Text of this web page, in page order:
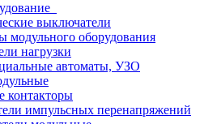
выключатели
модульного оборудования
нагрузки
автоматы, УЗО
контакторы
импульсных перенапряжений